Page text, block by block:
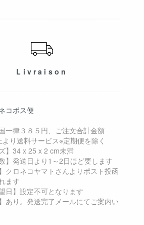
Livraison
コポス便
一律３８５円、ご注文合計金額
り送料サービス※定期便を除く
】34 x 25 x 2 cm未満
】発送日より1～2日ほど要します
クロネコヤマトさんよりポスト投函
ます
日】設定不可となります
あり。発送完了メールにてご案内い